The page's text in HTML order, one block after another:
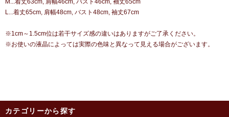
M...着丈63cm, 肩幅46cm, バスト46cm, 袖丈65cm
L...着丈65cm, 肩幅48cm, バスト48cm, 袖丈67cm
※1cm～1.5cm位は若干サイズ感の違いはありますがご了承ください。
※お使いの液晶によっては実際の色味と異なって見える場合がございます。
カテゴリーから探す